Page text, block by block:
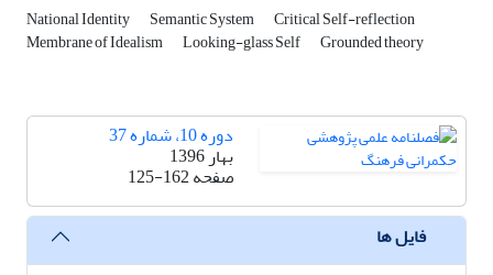
National Identity Semantic System Critical Self-reflection
Membrane of Idealism Looking-glass Self Grounded theory
دوره 10، شماره 37
بهار 1396
صفحه125-162
فایل ها